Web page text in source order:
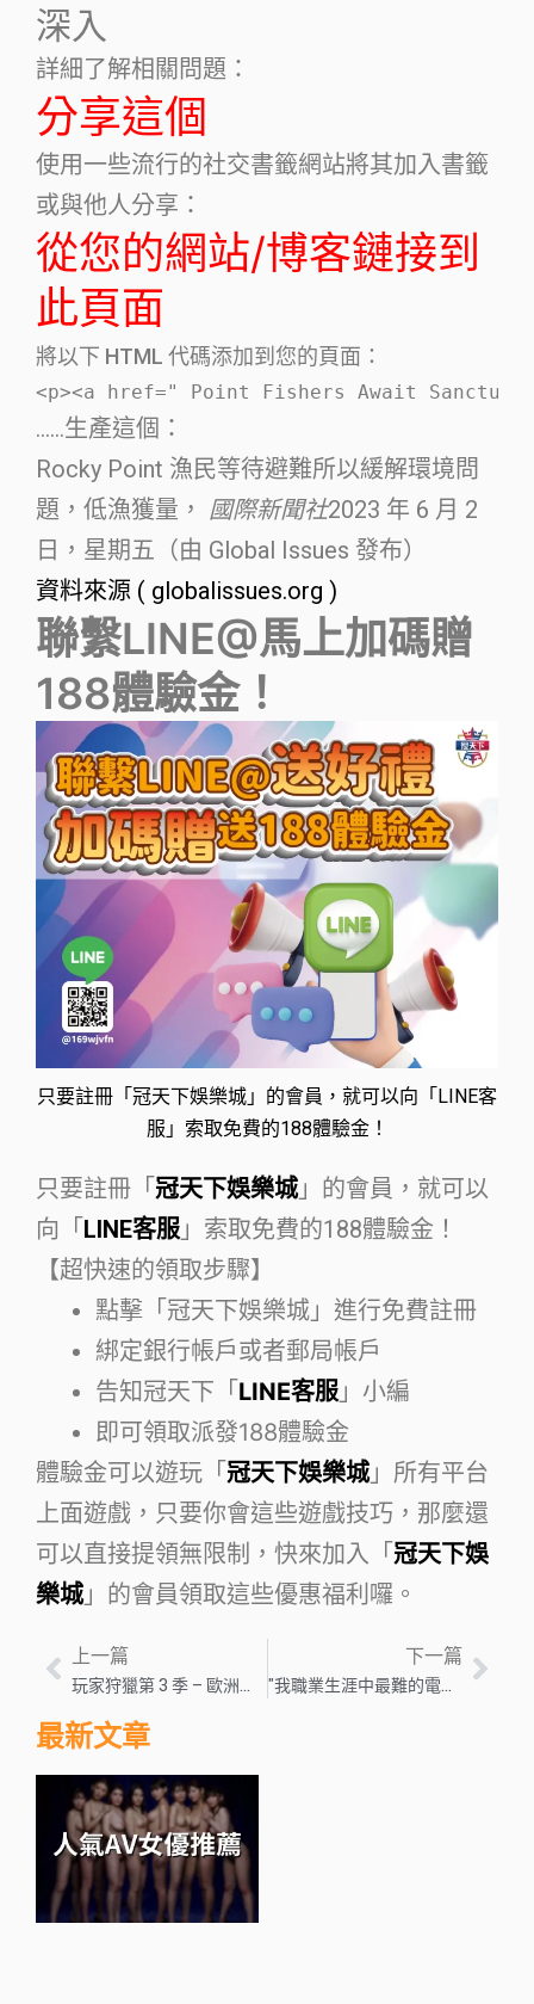
深入
詳細了解相關問題：
分享這個
使用一些流行的社交書籤網站將其加入書籤
或與他人分享：
從您的網站/博客鏈接到
此頁面
將以下 HTML 代碼添加到您的頁面：
<p><a href=" Point Fishers Await
……生產這個：
Rocky Point 漁民等待避難所以緩解環境問
題，低漁獲量， 國際新聞社2023 年 6 月 2
日，星期五（由 Global Issues 發布）
資料來源 ( globalissues.org )
聯繫LINE@馬上加碼贈
188體驗金！
只要註冊「冠天下娛樂城」的會員，就可以向「LINE客
服」索取免費的188體驗金！
只要註冊「 冠天下娛樂城」的會員，就可以
向「 LINE客服 」索取免費的188體驗金！
【超快速的領取步驟】
點擊「冠天下娛樂城」進行免費註冊
綁定銀行帳戶或者郵局帳戶
告知冠天下「 LINE客服 」小編
即可領取派發188體驗金
體驗金可以遊玩「 冠天下娛樂城」所有平台
上面遊戲，只要你會這些遊戲技巧，那麼還
可以直接提領無限制，快來加入「 冠天下娛
樂城」的會員領取這些優惠福利囉。
上一篇 下一篇
最新文章